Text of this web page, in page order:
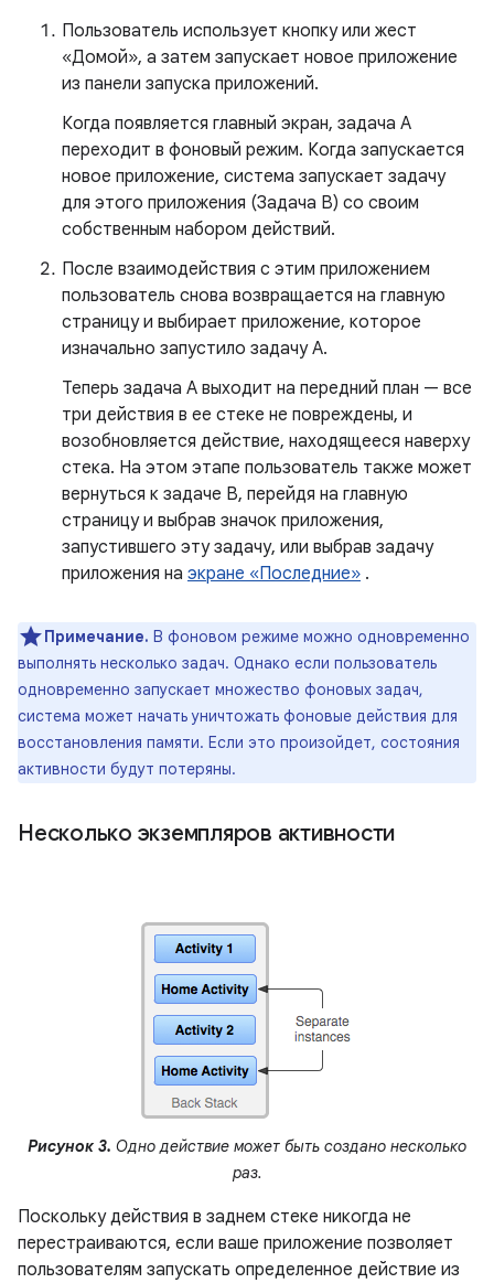
Пользователь использует кнопку или жест
«Домой», а затем запускает новое приложение
из панели запуска приложений.
Когда появляется главный экран, задача A
переходит в фоновый режим. Когда запускается
новое приложение, система запускает задачу
для этого приложения (Задача B) со своим
собственным набором действий.
После взаимодействия с этим приложением
пользователь снова возвращается на главную
страницу и выбирает приложение, которое
изначально запустило задачу А.
Теперь задача А выходит на передний план — все
три действия в ее стеке не повреждены, и
возобновляется действие, находящееся наверху
стека. На этом этапе пользователь также может
вернуться к задаче B, перейдя на главную
страницу и выбрав значок приложения,
запустившего эту задачу, или выбрав задачу
приложения на экране «Последние» .
Примечание. В фоновом режиме можно одновременно
выполнять несколько задач. Однако если пользователь
одновременно запускает множество фоновых задач,
система может начать уничтожать фоновые действия для
восстановления памяти. Если это произойдет, состояния
активности будут потеряны.
Несколько экземпляров активности
Рисунок 3. Одно действие может быть создано несколько
раз.
Поскольку действия в заднем стеке никогда не
перестраиваются, если ваше приложение позволяет
пользователям запускать определенное действие из